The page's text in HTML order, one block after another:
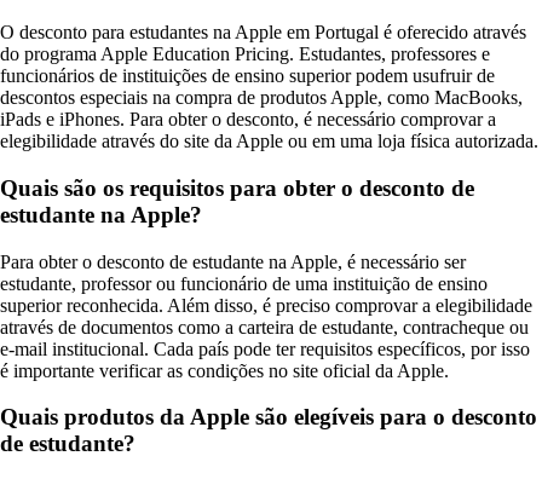
O desconto para estudantes na Apple em Portugal é oferecido através
do programa Apple Education Pricing. Estudantes, professores e
funcionários de instituições de ensino superior podem usufruir de
descontos especiais na compra de produtos Apple, como MacBooks,
iPads e iPhones. Para obter o desconto, é necessário comprovar a
elegibilidade através do site da Apple ou em uma loja física autorizada.
Quais são os requisitos para obter o desconto de
estudante na Apple?
Para obter o desconto de estudante na Apple, é necessário ser
estudante, professor ou funcionário de uma instituição de ensino
superior reconhecida. Além disso, é preciso comprovar a elegibilidade
através de documentos como a carteira de estudante, contracheque ou
e-mail institucional. Cada país pode ter requisitos específicos, por isso
é importante verificar as condições no site oficial da Apple.
Quais produtos da Apple são elegíveis para o desconto
de estudante?